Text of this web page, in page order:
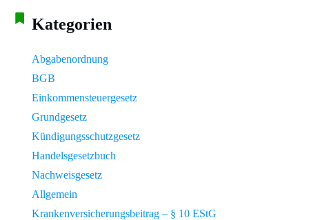
Kategorien
Abgabenordnung
BGB
Einkommensteuergesetz
Grundgesetz
Kündigungsschutzgesetz
Handelsgesetzbuch
Nachweisgesetz
Allgemein
Krankenversicherungsbeitrag – § 10 EStG